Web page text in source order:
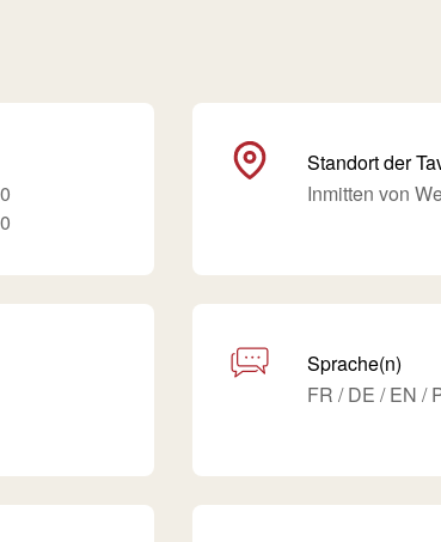
Standort der
Inmitten von
Sprache(n)
FR / DE / EN /